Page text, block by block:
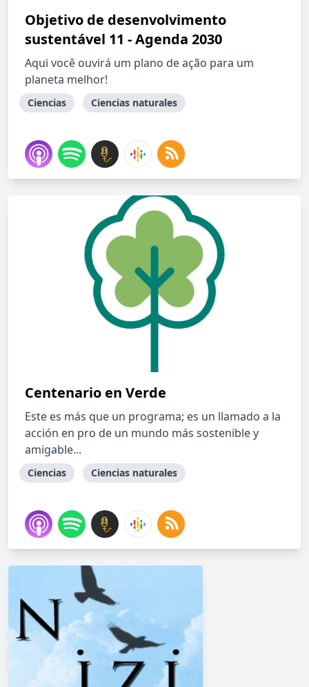
Objetivo de desenvolvimento
sustentável 11 - Agenda 2030
Aqui você ouvirá um plano de ação para um
planeta melhor!
Ciencias Ciencias naturales
Centenario en Verde
Este es más que un programa; es un llamado a la
acción en pro de un mundo más sostenible y
amigable...
Ciencias Ciencias naturales